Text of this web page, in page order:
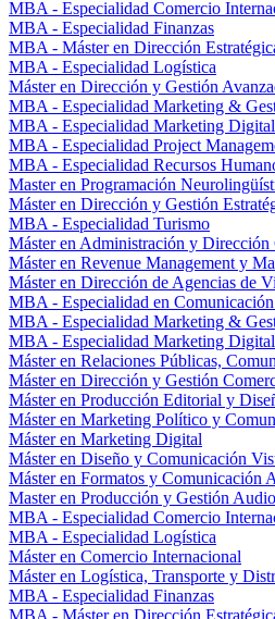
MBA - Especialidad Comercio
MBA - Especialidad Finanzas
MBA - Máster en Dirección
MBA - Especialidad Logística
Máster en Dirección y Gestión
MBA - Especialidad Marketing &
MBA - Especialidad Marketing
MBA - Especialidad Project
MBA - Especialidad Recursos
Master en Programación
Máster en Dirección y Gestión
MBA - Especialidad Turismo
Máster en Administración y Dirección
Máster en Revenue Management y
Máster en Dirección de Agencias de
MBA - Especialidad en
MBA - Especialidad Marketing &
MBA - Especialidad Marketing
Máster en Relaciones Públicas,
Máster en Dirección y Gestión
Máster en Producción Editorial y
Máster en Marketing Político y
Máster en Marketing Digital
Máster en Diseño y Comunicación
Máster en Formatos y Comunicación
Master en Producción y Gestión
MBA - Especialidad Comercio
MBA - Especialidad Logística
Máster en Comercio Internacional
Máster en Logística, Transporte y
MBA - Especialidad Finanzas
MBA - Máster en Dirección